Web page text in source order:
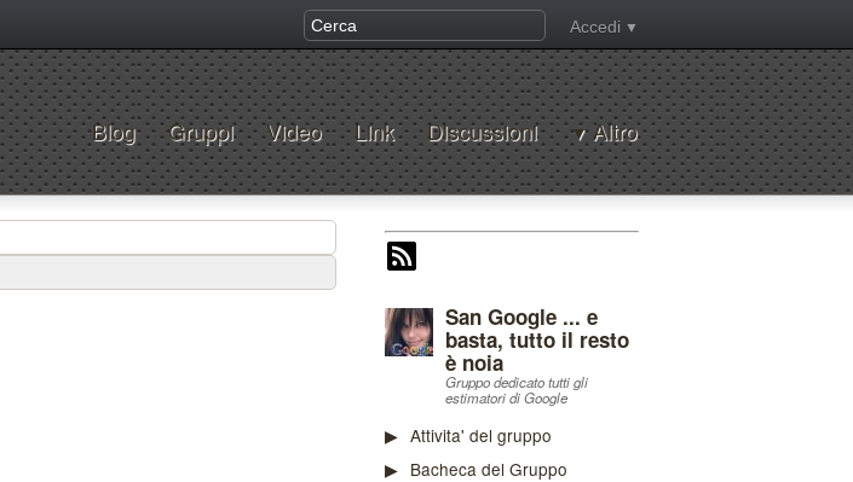
Accedi
Blog Gruppi Video Link Discussioni Altro
San Google ... e
basta, tutto il resto
è noia
Gruppo dedicato tutti gli
estimatori di Google
Attivita' del gruppo
Bacheca del Gruppo